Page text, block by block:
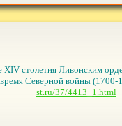
столетия Ливонским
Северной войны (1700-
st.ru/37/4413_1.html